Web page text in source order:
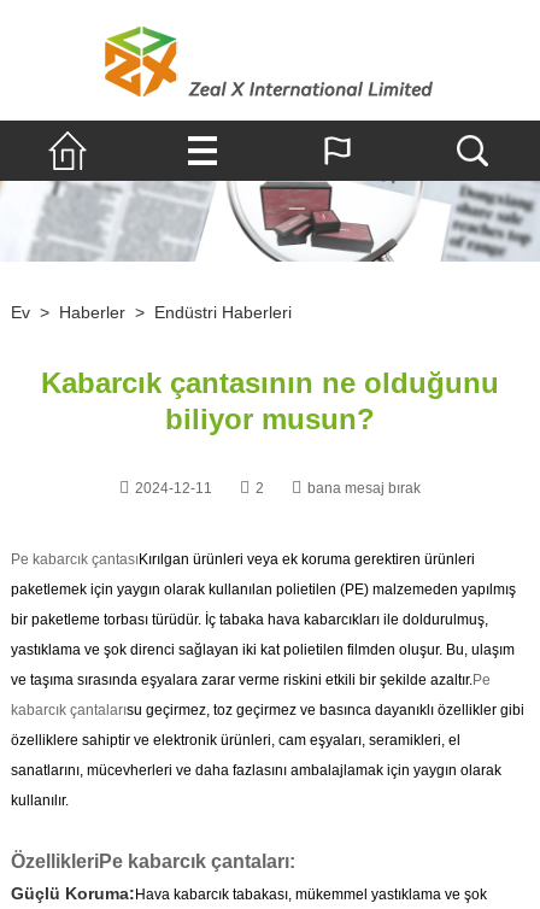
Ev > Haberler > Endüstri Haberleri
Kabarcık çantasının ne olduğunu
biliyor musun?
2024-12-11 2 bana mesaj bırak
Pe kabarcık çantasıKırılgan ürünleri veya ek koruma gerektiren ürünleri
paketlemek için yaygın olarak kullanılan polietilen (PE) malzemeden yapılmış
bir paketleme torbası türüdür. İç tabaka hava kabarcıkları ile doldurulmuş,
yastıklama ve şok direnci sağlayan iki kat polietilen filmden oluşur. Bu, ulaşım
ve taşıma sırasında eşyalara zarar verme riskini etkili bir şekilde azaltır. Pe
kabarcık çantalarısu geçirmez, toz geçirmez ve basınca dayanıklı özellikler gibi
özelliklere sahiptir ve elektronik ürünleri, cam eşyaları, seramikleri, el
sanatlarını, mücevherleri ve daha fazlasını ambalajlamak için yaygın olarak
kullanılır.
ÖzellikleriPe kabarcık çantaları:
Güçlü Koruma:Hava kabarcık tabakası, mükemmel yastıklama ve şok